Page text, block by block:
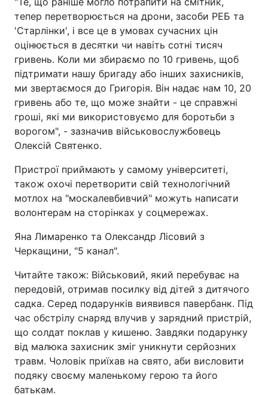
тепер перетворюється на дрони, засоби РЕБ та
'Старлінки', і все це в умовах сучасних цін
оцінюється в десятки чи навіть сотні тисяч
гривень. Коли ми збираємо по 10 гривень, щоб
підтримати нашу бригаду або інших захисників,
ми звертаємося до Григорія. Він надає нам 10, 20
гривень або те, що може знайти - це справжні
гроші, які ми використовуємо для боротьби з
ворогом", - зазначив військовослужбовець
Олексій Святенко.
Пристрої приймають у самому університеті,
також охочі перетворити свій технологічний
мотлох на "москалевбивчий" можуть написати
волонтерам на сторінках у соцмережах.
Яна Лимаренко та Олександр Лісовий з
Черкащини, "5 канал".
Читайте також: Військовий, який перебуває на
передовій, отримав посилку від дітей з дитячого
садка. Серед подарунків виявився павербанк. Під
час обстрілу снаряд влучив у зарядний пристрій,
що солдат поклав у кишеню. Завдяки подарунку
від малюка захисник зміг уникнути серйозних
травм. Чоловік приїхав на свято, аби висловити
подяку своєму маленькому герою та його
батькам.